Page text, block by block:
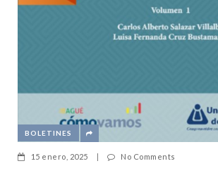
BOLETINES
15 enero, 2025 | No Comments